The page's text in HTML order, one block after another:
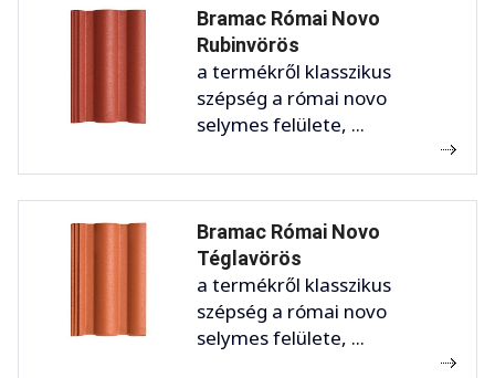
Bramac Római Novo
Rubinvörös
a termékről klasszikus
szépség a római novo
selymes felülete, ...
Bramac Római Novo
Téglavörös
a termékről klasszikus
szépség a római novo
selymes felülete, ...